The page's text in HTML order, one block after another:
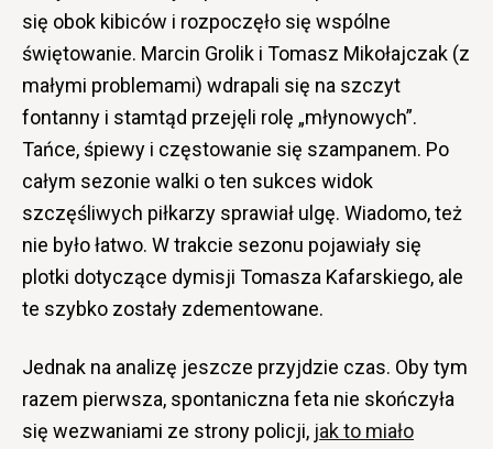
się obok kibiców i rozpoczęło się wspólne
świętowanie. Marcin Grolik i Tomasz Mikołajczak (z
małymi problemami) wdrapali się na szczyt
fontanny i stamtąd przejęli rolę „młynowych”.
Tańce, śpiewy i częstowanie się szampanem. Po
całym sezonie walki o ten sukces widok
szczęśliwych piłkarzy sprawiał ulgę. Wiadomo, też
nie było łatwo. W trakcie sezonu pojawiały się
plotki dotyczące dymisji Tomasza Kafarskiego, ale
te szybko zostały zdementowane.
Jednak na analizę jeszcze przyjdzie czas. Oby tym
razem pierwsza, spontaniczna feta nie skończyła
się wezwaniami ze strony policji, jak to miało